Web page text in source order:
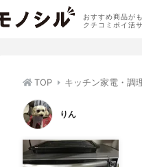
おすすめ商品が
クチコミポイ活
TOP キッチン家電・調
りん